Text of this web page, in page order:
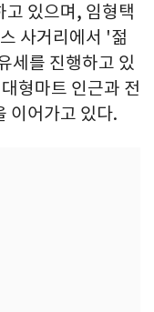
고 있으며, 임형택
사거리에서 '젊
세를 진행하고 있
형마트 인근과 전
이어가고 있다.